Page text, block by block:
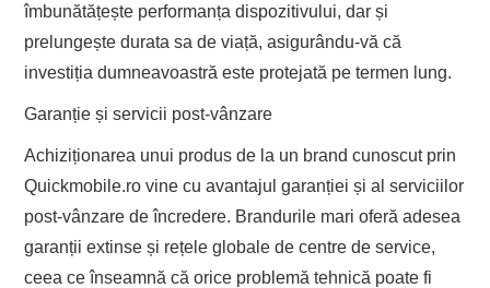
îmbunătățește performanța dispozitivului, dar și
prelungește durata sa de viață, asigurându-vă că
investiția dumneavoastră este protejată pe termen lung.
Garanție și servicii post-vânzare
Achiziționarea unui produs de la un brand cunoscut prin
Quickmobile.ro vine cu avantajul garanției și al serviciilor
post-vânzare de încredere. Brandurile mari oferă adesea
garanții extinse și rețele globale de centre de service,
ceea ce înseamnă că orice problemă tehnică poate fi